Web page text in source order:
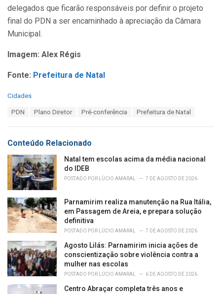
delegados que ficarão responsáveis por definir o projeto
final do PDN a ser encaminhado à apreciação da Câmara
Municipal.
Imagem: Alex Régis
Fonte: Prefeitura de Natal
C
o
i
e
s
:
Cidades
:
PDN Plano Diretor Pré-conferência Prefeitura de Natal
Conteúdo Relacionado
Natal tem escolas acima da média nacional
do IDEB
POSTADO POR LÚCIO AMARAL 7 DE AGOSTO DE 2026
Parnamirim realiza manutenção na Rua Itália,
em Passagem de Areia, e prepara solução
definitiva
POSTADO POR LÚCIO AMARAL 7 DE AGOSTO DE 2026
Agosto Lilás: Parnamirim inicia ações de
conscientização sobre violência contra a
mulher nas escolas
POSTADO POR LÚCIO AMARAL 6 DE AGOSTO DE 2026
Centro Abraçar completa três anos e